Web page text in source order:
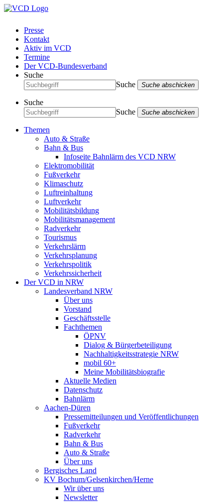
Presse
Kontakt
Aktiv im VCD
Termine
Der VCD-Bundesverband
Suche
Suche
Suche abschicken
Suche
Suche
Suche abschicken
Themen
Auto & Straße
Bahn & Bus
Infoseite Bahnlärm des VCD NRW
Elektromobilität
Fußverkehr
Klimaschutz
Luftreinhaltung
Luftverkehr
Mobilitätsbildung
Mobilitätsmanagement
Radverkehr
Tourismus
Verkehrslärm
Verkehrsplanung
Verkehrspolitik
Verkehrssicherheit
Der VCD in NRW
Landesverband NRW
Über uns
Vorstand
Geschäftsstelle
Fachthemen
ÖPNV
Dialog & Bürgerbeteiligung
Nachhaltigkeitsstrategie NRW
mobil 60+
Meine Mobilitätsbiografie
Aktuelle Medien
Datenschutz
Bahnlärm
Aachen-Düren
Pressemitteilungen und Veröffentlichungen
Fußverkehr
Radverkehr
Bahn & Bus
Auto & Straße
Über uns
Bergisches Land
KV Bochum/Gelsenkirchen/Herne
Wir über uns
Newsletter